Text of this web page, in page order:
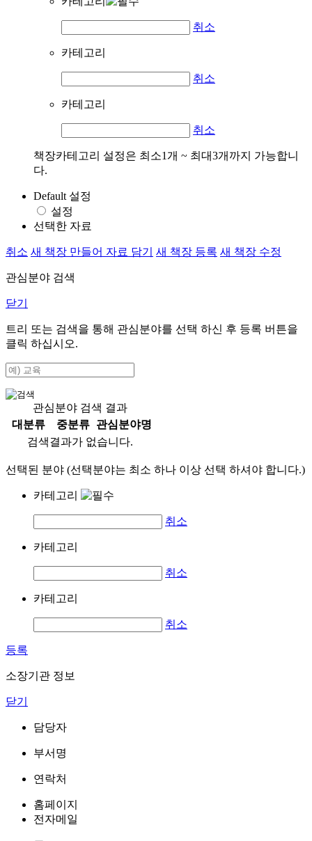
취소
카테고리
취소
카테고리
취소
책장카테고리 설정은 최소1개 ~ 최대3개까지 가능합니
다.
Default 설정
설정
선택한 자료
취소 새 책장 만들어 자료 담기 새 책장 등록 새 책장 수정
관심분야 검색
닫기
트리 또는 검색을 통해 관심분야를 선택 하신 후 등록 버튼을
클릭 하십시오.
관심분야 검색 결과
대분류
중분류
관심분야명
검색결과가 없습니다.
선택된 분야 (선택분야는 최소 하나 이상 선택 하셔야 합니다.)
카테고리
취소
카테고리
취소
카테고리
취소
등록
소장기관 정보
닫기
담당자
부서명
연락처
홈페이지
전자메일